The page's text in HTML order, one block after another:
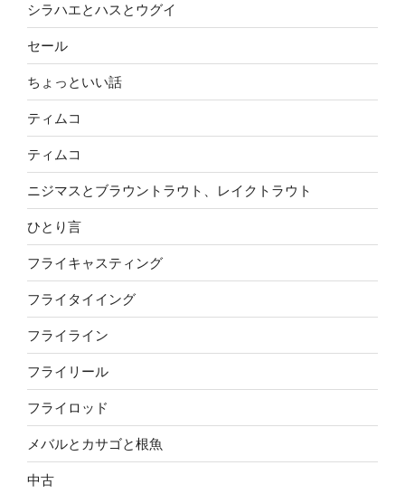
シラハエとハスとウグイ
セール
ちょっといい話
ティムコ
ティムコ
ニジマスとブラウントラウト、レイクトラウト
ひとり言
フライキャスティング
フライタイイング
フライライン
フライリール
フライロッド
メバルとカサゴと根魚
中古